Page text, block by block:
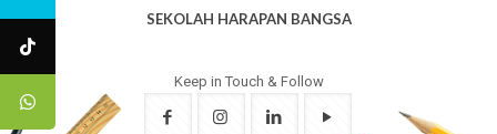
SEKOLAH HARAPAN BANGSA
Keep in Touch & Follow